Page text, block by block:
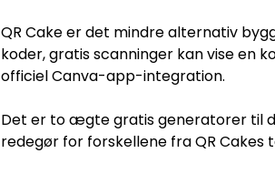
QR Cake er det mindre alternativ
koder, gratis scanninger kan vise en
officiel Canva-app-integration.
Det er to ægte gratis generatorer til
redegør for forskellene fra QR Cakes